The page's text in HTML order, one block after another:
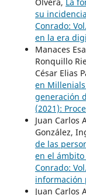
su
Conrado:
en la era
Manaces
Ronquillo
César Elias
en
generación
(2021):
Juan Carlos
González,
de las
en el
Conrado:
información
Juan Carlos